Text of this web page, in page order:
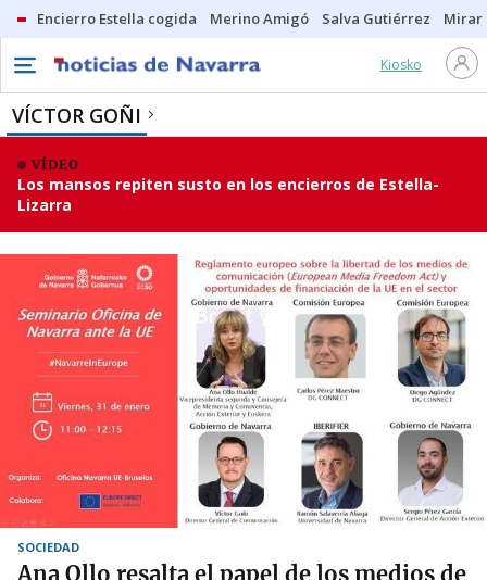
Encierro Estella cogida Merino Amigó Salva Gutiérrez Mirar
Kiosko
VÍCTOR GOÑI
VÍDEO
Los mansos repiten susto en los encierros de Estella-
Lizarra
SOCIEDAD
Ana Ollo resalta el papel de los medios de